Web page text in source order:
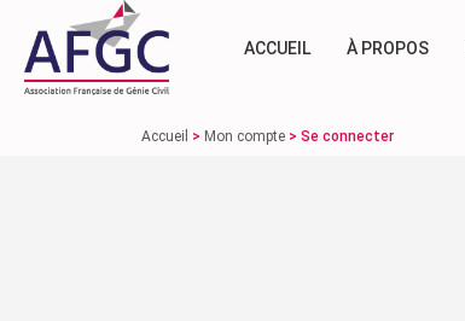
ACCUEIL À PROPOS
Accueil > Mon compte > Se connecter